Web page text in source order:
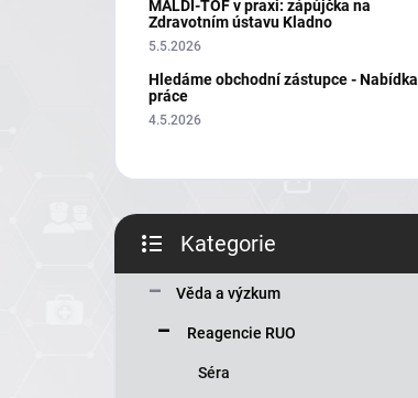
e
MALDI-TOF v praxi: zápůjčka na
Zdravotním ústavu Kladno
5.5.2026
Hledáme obchodní zástupce - Nabídka
práce
4.5.2026
kategorie
Kategorie
Věda a výzkum
Reagencie RUO
Séra